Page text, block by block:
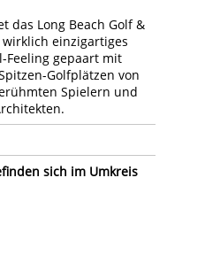
das Long Beach Golf &
wirklich einzigartiges
Feeling gepaart mit
Golfplätzen von
Spielern und
sich im Umkreis